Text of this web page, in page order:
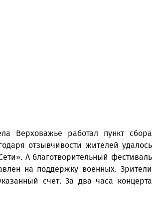
Верховажье работал пункт сбора
отзывчивости жителей удалось
А благотворительный фестиваль
на поддержку военных. Зрители
счет. За два часа концерта
Уважаемые посетители сайта!
Мы рады приветствовать вас